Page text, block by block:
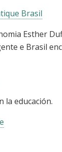
Brasil
Esther
e Brasil
la educación.